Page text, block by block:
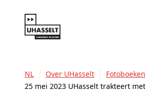
NL Over UHasselt Fotoboeken
25 mei 2023 UHasselt trakteert